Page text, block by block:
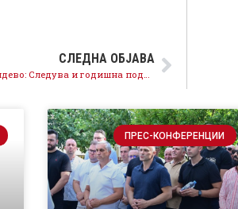
СЛЕДНА ОБЈАВА
Спасовски во Чучер Сандево: Следува и годишна поддршка за земјоделството и руралниот развој од 200 милиони евра, сигурно кон европско земјоделство, „Можеме“
ПРЕС-КОНФЕРЕНЦИИ